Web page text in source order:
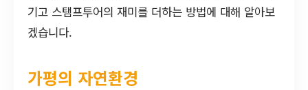
기고 스탬프투어의 재미를 더하는 방법에 대해 알아보
겠습니다.
가평의 자연환경